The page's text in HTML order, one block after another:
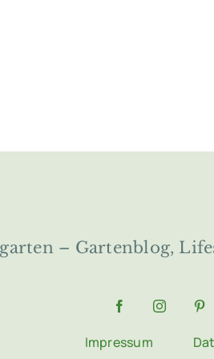
– Gartenblog,
Impressum